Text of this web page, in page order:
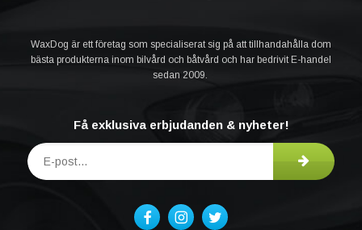
WaxDog är ett företag som specialiserat sig på att tillhandahålla dom
bästa produkterna inom bilvård och båtvård och har bedrivit E-handel
sedan 2009.
Få exklusiva erbjudanden & nyheter!